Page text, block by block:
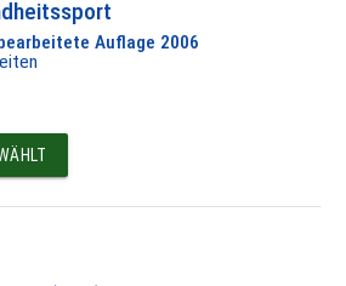
Auflage 2006